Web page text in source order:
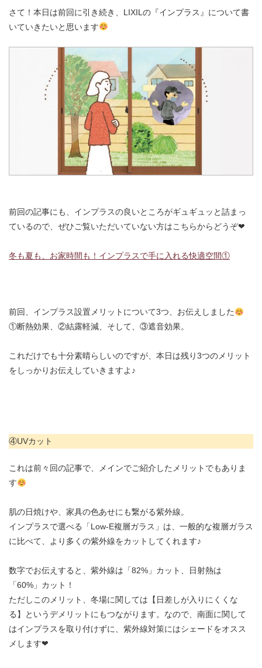
さて！本日は前回に引き続き、LIXILの『インプラス』について書
いていきたいと思います
前回の記事にも、インプラスの良いところがギュギュッと詰まっ
ているので、ぜひご覧いただいていない方はこちらからどうぞ❤︎
冬も夏も、お家時間も！インプラスで手に入れる快適空間①
前回、インプラス設置メリットについて3つ、お伝えしました
①断熱効果、②結露軽減、そして、③遮音効果。
これだけでも十分素晴らしいのですが、本日は残り3つのメリット
をしっかりお伝えしていきますよ♪
④UVカット
これは前々回の記事で、メインでご紹介したメリットでもありま
す
肌の日焼けや、家具の色あせにも繋がる紫外線。
インプラスで選べる「Low-E複層ガラス」は、一般的な複層ガラス
に比べて、より多くの紫外線をカットしてくれます♪
数字でお伝えすると、紫外線は「82%」カット、日射熱は
「60%」カット！
ただしこのメリット、冬場に関しては【日差しが入りにくくな
る】というデメリットにもつながります。なので、南面に関して
はインプラスを取り付けずに、紫外線対策にはシェードをオスス
メします❤︎